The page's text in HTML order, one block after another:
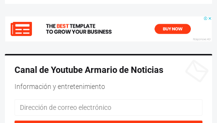
Canal de Youtube Armario de Noticias
Información y entretenimiento